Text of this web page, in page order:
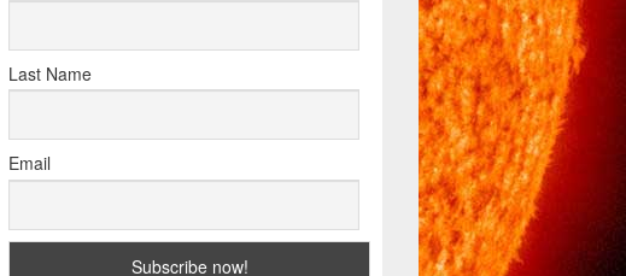
Last Name
Email